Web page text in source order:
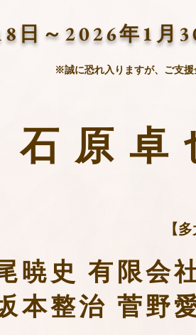
日～2026年1月
※誠に恐れ入りますが、ご支
石原卓
【
暁史 有限会
本整治 菅野